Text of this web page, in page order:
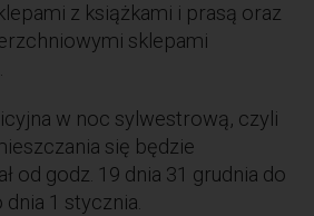
z książkami i prasą oraz
sklepami
w noc sylwestrową, czyli
się będzie
od godz. 19 dnia 31 grudnia do
dnia 1 stycznia.